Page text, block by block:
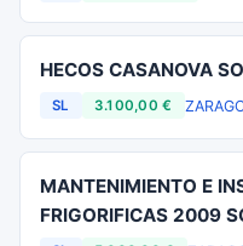
HECOS CASANOVA
SL 3.100,00 €
MANTENIMIENTO E
FRIGORIFICAS 2009